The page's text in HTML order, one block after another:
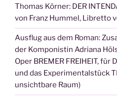
Thomas Körner: DER
von Franz Hummel, Libretto
Ausflug aus dem Roman:
der Komponistin Adriana
Oper BREMER FREIHEIT, für
und das Experimentalstück
unsichtbare Raum)